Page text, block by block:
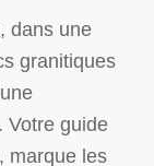
dans une
granitiques
Votre guide
marque les